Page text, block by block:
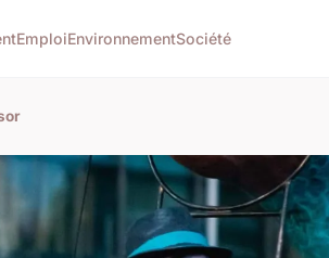
EmploiEnvironnementSociété